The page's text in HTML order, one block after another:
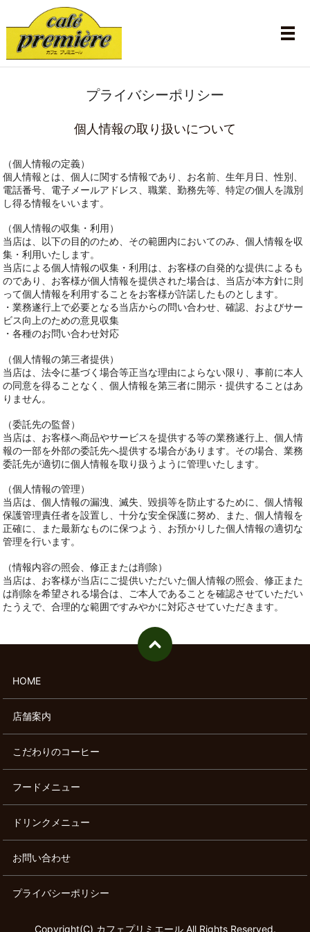
メ
プライバシーポリシー
個人情報の取り扱いについて
（個人情報の定義）
個人情報とは、個人に関する情報であり、お名前、生年月日、性別、
電話番号、電子メールアドレス、職業、勤務先等、特定の個人を識別
し得る情報をいいます。
（個人情報の収集・利用）
当店は、以下の目的のため、その範囲内においてのみ、個人情報を収
集・利用いたします。
当店による個人情報の収集・利用は、お客様の自発的な提供によるも
のであり、お客様が個人情報を提供された場合は、当店が本方針に則
って個人情報を利用することをお客様が許諾したものとします。
・業務遂行上で必要となる当店からの問い合わせ、確認、およびサー
ビス向上のための意見収集
・各種のお問い合わせ対応
（個人情報の第三者提供）
当店は、法令に基づく場合等正当な理由によらない限り、事前に本人
の同意を得ることなく、個人情報を第三者に開示・提供することはあ
りません。
（委託先の監督）
当店は、お客様へ商品やサービスを提供する等の業務遂行上、個人情
報の一部を外部の委託先へ提供する場合があります。その場合、業務
委託先が適切に個人情報を取り扱うように管理いたします。
（個人情報の管理）
当店は、個人情報の漏洩、滅失、毀損等を防止するために、個人情報
保護管理責任者を設置し、十分な安全保護に努め、また、個人情報を
正確に、また最新なものに保つよう、お預かりした個人情報の適切な
管理を行います。
（情報内容の照会、修正または削除）
当店は、お客様が当店にご提供いただいた個人情報の照会、修正また
は削除を希望される場合は、ご本人であることを確認させていただい
たうえで、合理的な範囲ですみやかに対応させていただきます。
HOME
店舗案内
こだわりのコーヒー
フードメニュー
ドリンクメニュー
お問い合わせ
プライバシーポリシー
Copyright(C) カフェプリミエール All Rights Reserved.